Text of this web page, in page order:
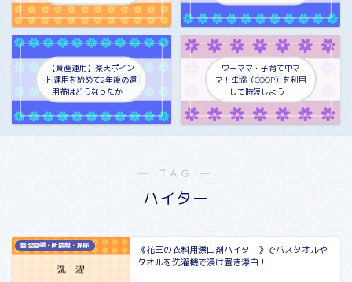
【資産運用】楽天ポイン
ト運用を始めて2年後の運
用益はどうなったか！
ワーママ・子育て中マ
マ！生協（COOP）を利用
して時短しよう！
― TAG ―
ハイター
整理整頓・断捨離・掃除
《花王の衣料用漂白剤ハイター》でバスタオルや
タオルを洗濯機で浸け置き漂白！